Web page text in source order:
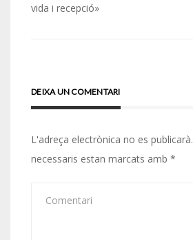
vida i recepció»
DEIXA UN COMENTARI
L'adreça electrònica no es publicarà.
necessaris estan marcats amb *